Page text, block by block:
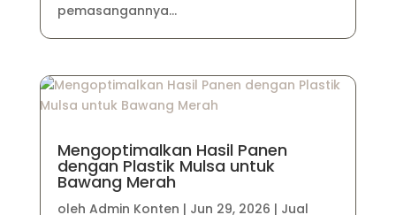
pemasangannya...
Mengoptimalkan Hasil Panen
dengan Plastik Mulsa untuk
Bawang Merah
oleh Admin Konten | Jun 29, 2026 | Jual